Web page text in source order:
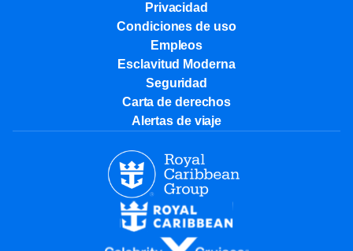
Privacidad
Condiciones de uso
Empleos
Esclavitud Moderna
Seguridad
Carta de derechos
Alertas de viaje